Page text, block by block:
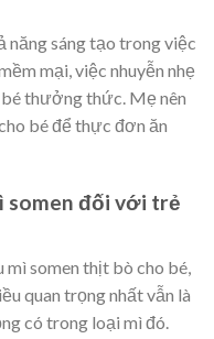
năng sáng tạo trong việc
mại, việc nhuyễn nhẹ
thưởng thức. Mẹ nên
bé để thực đơn ăn
somen đối với trẻ
somen thịt bò cho bé,
quan trọng nhất vẫn là
có trong loại mì đó.